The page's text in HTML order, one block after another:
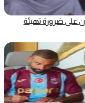
على ضرورة تهيئة